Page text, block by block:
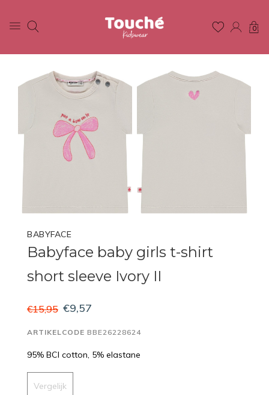
0
BABYFACE
Babyface baby girls t-shirt
short sleeve Ivory II
€15,95 €9,57
ARTIKELCODE BBE26228624
95% BCI cotton, 5% elastane
Vergelijk